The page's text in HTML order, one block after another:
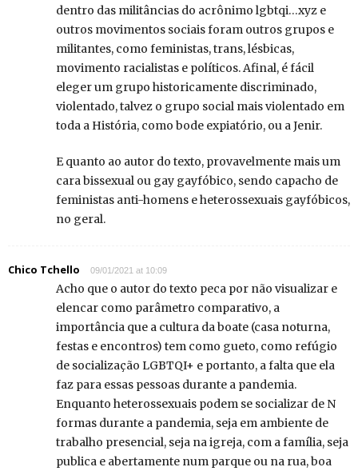
dentro das militâncias do acrônimo lgbtqi…xyz e
outros movimentos sociais foram outros grupos e
militantes, como feministas, trans, lésbicas,
movimento racialistas e políticos. Afinal, é fácil
eleger um grupo historicamente discriminado,
violentado, talvez o grupo social mais violentado em
toda a História, como bode expiatório, ou a Jenir.
E quanto ao autor do texto, provavelmente mais um
cara bissexual ou gay gayfóbico, sendo capacho de
feministas anti-homens e heterossexuais gayfóbicos,
no geral.
Chico Tchello 09/01/2021 at 10:09
Acho que o autor do texto peca por não visualizar e
elencar como parâmetro comparativo, a
importância que a cultura da boate (casa noturna,
festas e encontros) tem como gueto, como refúgio
de socialização LGBTQI+ e portanto, a falta que ela
faz para essas pessoas durante a pandemia.
Enquanto heterossexuais podem se socializar de N
formas durante a pandemia, seja em ambiente de
trabalho presencial, seja na igreja, com a família, seja
publica e abertamente num parque ou na rua, boa